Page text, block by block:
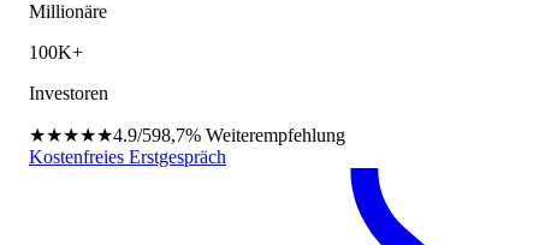
Millionäre
100K+
Investoren
★★★★★4.9/598,7% Weiterempfehlung
Kostenfreies Erstgespräch